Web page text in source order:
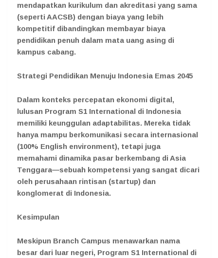
mendapatkan kurikulum dan akreditasi yang sama
(seperti AACSB) dengan biaya yang lebih
kompetitif dibandingkan membayar biaya
pendidikan penuh dalam mata uang asing di
kampus cabang.
Strategi Pendidikan Menuju Indonesia Emas 2045
Dalam konteks percepatan ekonomi digital,
lulusan Program S1 International di Indonesia
memiliki keunggulan adaptabilitas. Mereka tidak
hanya mampu berkomunikasi secara internasional
(100% English environment), tetapi juga
memahami dinamika pasar berkembang di Asia
Tenggara—sebuah kompetensi yang sangat dicari
oleh perusahaan rintisan (startup) dan
konglomerat di Indonesia.
Kesimpulan
Meskipun Branch Campus menawarkan nama
besar dari luar negeri, Program S1 International di